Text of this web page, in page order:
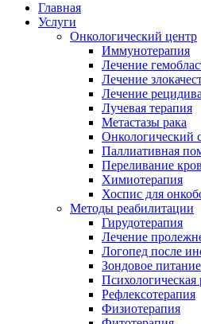
Главная
Услуги
Онкологический центр
Иммунотерапия
Лечение
Лечение
Лечение
Лучевая терапия
Метастазы рака
Онкологический
Паллиативная
Переливание
Химиотерапия
Хоспис для
Методы реабилитации
Гирудотерапия
Лечение
Логопед после
Зондовое питание
Психологическая
Рефлексотерапия
Физиотерапия